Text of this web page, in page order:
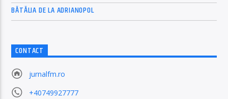
BĂTĂLIA DE LA ADRIANOPOL
CONTACT
jurnalfm.ro
+40749927777